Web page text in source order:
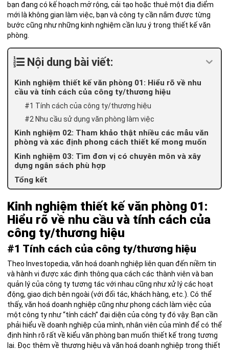
bạn đang có kế hoạch mở rộng, cải tạo hoặc thuê một địa điểm
mới là không gian làm việc, bạn và công ty cần nắm được từng
bước cũng như những kinh nghiệm cần lưu ý trong thiết kế văn
phòng.
Nội dung bài viết:
Kinh nghiệm thiết kế văn phòng 01: Hiểu rõ về nhu
cầu và tính cách của công ty/thương hiệu
#1 Tính cách của công ty/thương hiệu
#2 Nhu cầu sử dụng văn phòng làm việc
Kinh nghiệm 02: Tham khảo thật nhiều các mẫu văn
phòng và xác định phong cách thiết kế mong muốn
Kinh nghiệm 03: Tìm đơn vị có chuyên môn và xây
dựng ngân sách phù hợp
Tổng kết
Kinh nghiệm thiết kế văn phòng 01:
Hiểu rõ về nhu cầu và tính cách của
công ty/thương hiệu
#1 Tính cách của công ty/thương hiệu
Theo Investopedia, văn hoá doanh nghiệp liên quan đến niềm tin
và hành vi được xác định thông qua cách các thành viên và ban
quản lý của công ty tương tác với nhau cũng như xử lý các hoạt
động, giao dịch bên ngoài (với đối tác, khách hàng, etc.). Có thể
thấy, văn hoá doanh nghiệp cũng như phong cách làm việc của
một công ty như “tính cách” đại diện của công ty đó vậy. Bạn cần
phải hiểu về doanh nghiệp của mình, nhân viên của mình để có thể
định hình rõ rất về kiểu văn phòng bạn muốn thiết kế trong tương
lai. Đọc thêm về thương hiệu và văn hoá doanh nghiệp trong thiết